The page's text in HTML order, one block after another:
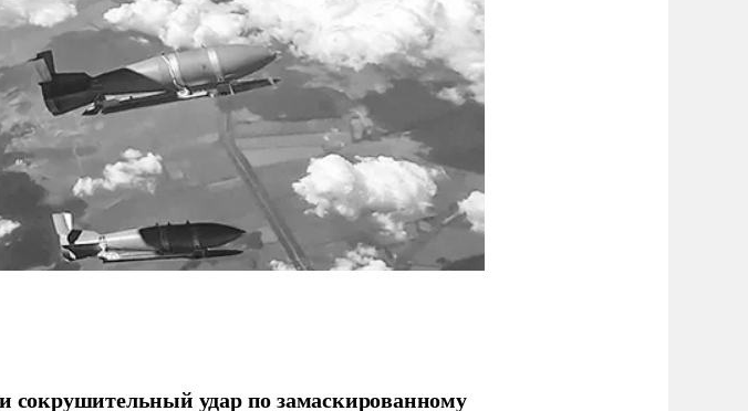
сокрушительный удар по замаскированному